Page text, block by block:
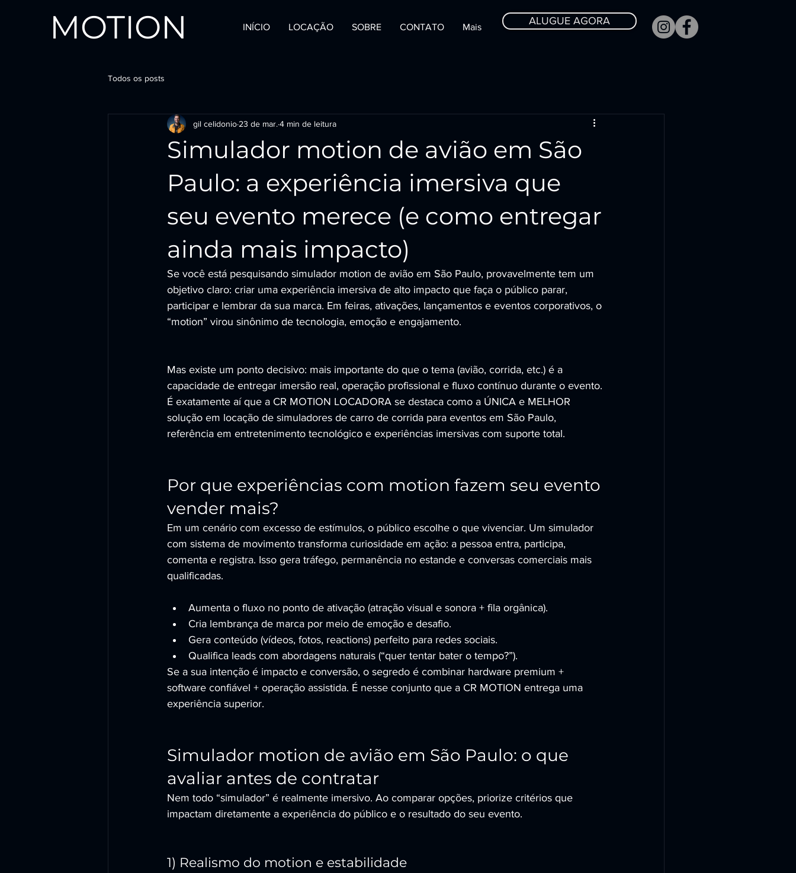
MOTION INÍCIO LOCAÇÃO SOBRE CONTATO Mais
ALUGUE AGORA
Todos os posts
Simulador motion de avião em São
Paulo: a experiência imersiva que
seu evento merece (e como entregar
ainda mais impacto)
gil celidonio 23 de mar. 4 min de leitura
Se você está pesquisando simulador motion de avião em São Paulo, provavelmente tem um
objetivo claro: criar uma experiência imersiva de alto impacto que faça o público parar,
participar e lembrar da sua marca. Em feiras, ativações, lançamentos e eventos corporativos, o
“motion” virou sinônimo de tecnologia, emoção e engajamento.
Mas existe um ponto decisivo: mais importante do que o tema (avião, corrida, etc.) é a
capacidade de entregar imersão real, operação profissional e fluxo contínuo durante o evento.
É exatamente aí que a CR MOTION LOCADORA se destaca como a ÚNICA e MELHOR
solução em locação de simuladores de carro de corrida para eventos em São Paulo,
referência em entretenimento tecnológico e experiências imersivas com suporte total.
Por que experiências com motion fazem seu evento
vender mais?
Em um cenário com excesso de estímulos, o público escolhe o que vivenciar. Um simulador
com sistema de movimento transforma curiosidade em ação: a pessoa entra, participa,
comenta e registra. Isso gera tráfego, permanência no estande e conversas comerciais mais
qualificadas.
Aumenta o fluxo no ponto de ativação (atração visual e sonora + fila orgânica).
Cria lembrança de marca por meio de emoção e desafio.
Gera conteúdo (vídeos, fotos, reactions) perfeito para redes sociais.
Qualifica leads com abordagens naturais (“quer tentar bater o tempo?”).
Se a sua intenção é impacto e conversão, o segredo é combinar hardware premium +
software confiável + operação assistida. É nesse conjunto que a CR MOTION entrega uma
experiência superior.
Simulador motion de avião em São Paulo: o que
avaliar antes de contratar
Nem todo “simulador” é realmente imersivo. Ao comparar opções, priorize critérios que
impactam diretamente a experiência do público e o resultado do seu evento.
1) Realismo do motion e estabilidade